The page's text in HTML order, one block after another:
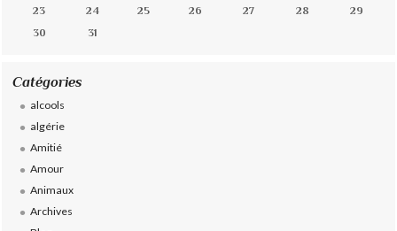
23
24 25 26 27 28
29
30
31
Catégories
alcools
algérie
Amitié
Amour
Animaux
Archives